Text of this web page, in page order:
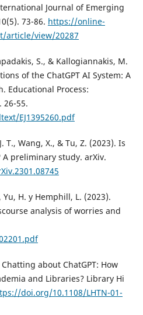
Journal of Emerging
73-86. https://online-
article/view/20287
S., & Kallogiannakis, M.
of the ChatGPT AI System: A
Educational Process:
26-55.
EJ1395260.pdf
T., Wang, X., & Tu, Z. (2023). Is
A preliminary study. arXiv.
Yu, H. y Hemphill, L. (2023).
analysis of worries and
about ChatGPT: How
and Libraries? Library Hi
doi.org/10.1108/LHTN-01-